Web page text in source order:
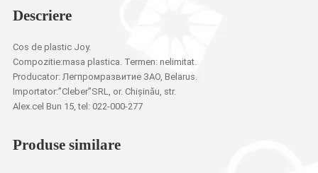
Descriere
Cos de plastic Joy.
Compozitie:masa plastica. Termen: nelimitat.
Producator: Легпромразвитие ЗАО, Belarus.
Importator:”Cleber”SRL, or. Chișinău, str.
Alex.cel Bun 15, tel: 022-000-277
Produse similare